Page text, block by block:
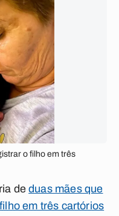
o filho em três
deduas mães que
em três cartórios